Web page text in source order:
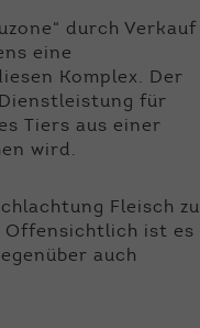
durch Verkauf
eine
Komplex. Der
für
Tiers aus einer
wird.
Fleisch zu
Offensichtlich ist es
auch